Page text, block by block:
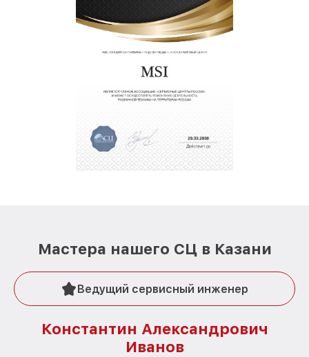
Мастера нашего СЦ в Казани
Ведущий сервисный инженер
Константин Александрович
Иванов